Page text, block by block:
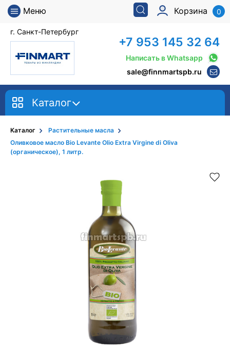
Меню
г. Санкт-Петербург
Корзина 0
+7 953 145 32 64
Написать в Whatsapp
sale@finnmartspb.ru
Каталог
Каталог
Растительные масла
Оливковое масло Bio Levante Olio Extra Virgine di Oliva
(органическое), 1 литр.